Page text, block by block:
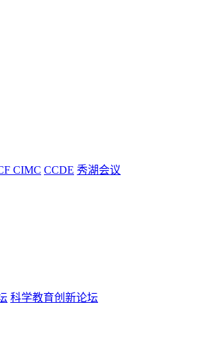
CIMC CCDE 秀湖会议
科学教育创新论坛